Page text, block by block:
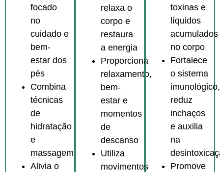
focado
no
cuidado e
bem-
estar dos
pés
Combina
técnicas
de
hidratação
e
massagem
Alivia o
relaxa o
corpo e
restaura
a energia
Proporciona
relaxamento,
bem-
estar e
momentos
de
descanso
Utiliza
movimentos
toxinas e
líquidos
acumulados
no corpo
Fortalece
o sistema
imunológico,
reduz
inchaços
e auxilia
na
Promove